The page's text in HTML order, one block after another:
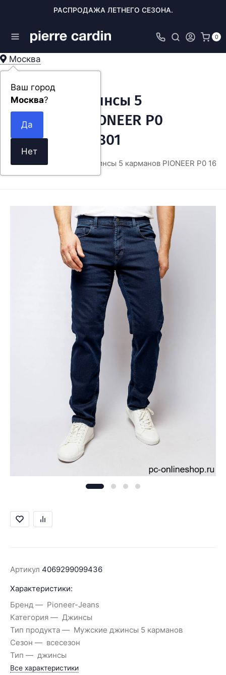
РАСПРОДАЖА ЛЕТНЕГО СЕЗОНА.
0
Москва
Ваш город
Москва?
Мужские джинсы 5
карманов PIONEER P0
16801.6783/6801
ОДЕЖДА Мужские джинсы 5 карманов PIONEER P0
Артикул 4069299099436
Характеристики:
Бренд
Pioneer-Jeans
Категория
Джинсы
Тип продукта
Мужские джинсы 5 карманов
Сезон
всесезон
Тип
джинсы
Все характеристики